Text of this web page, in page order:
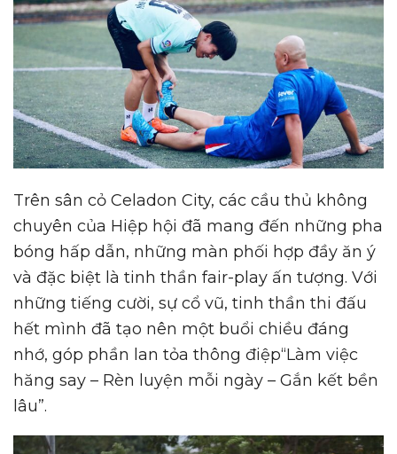
Trên sân cỏ Celadon City, các cầu thủ không
chuyên của Hiệp hội đã mang đến những pha
bóng hấp dẫn, những màn phối hợp đầy ăn ý
và đặc biệt là tinh thần fair-play ấn tượng. Với
những tiếng cười, sự cổ vũ, tinh thần thi đấu
hết mình đã tạo nên một buổi chiều đáng
nhớ, góp phần lan tỏa thông điệp“Làm việc
hăng say – Rèn luyện mỗi ngày – Gắn kết bền
lâu”.